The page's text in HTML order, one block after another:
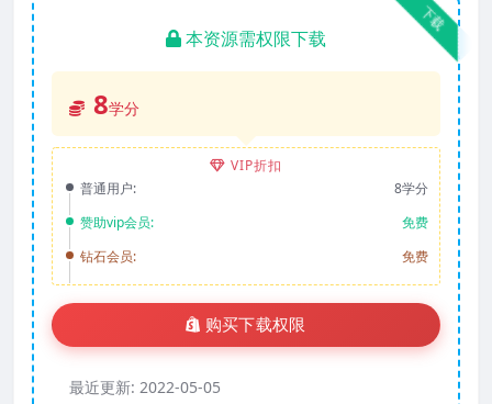
下载
本资源需权限下载
8学分
VIP折扣
普通用户:
8学分
赞助vip会员:
免费
钻石会员:
免费
购买下载权限
最近更新: 2022-05-05